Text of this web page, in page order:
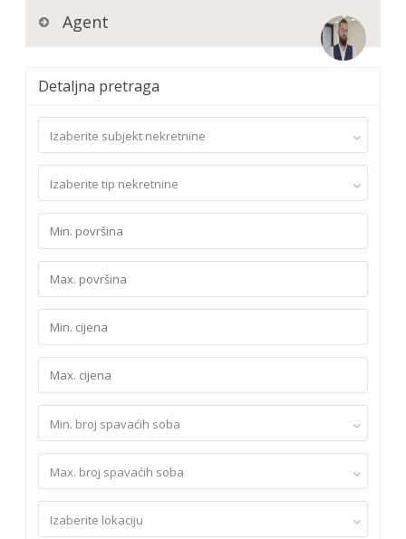
Agent
Detaljna pretraga
Izaberite subjekt nekretnine
Izaberite tip nekretnine
Min. broj spavaćih soba
Max. broj spavaćih soba
Izaberite lokaciju